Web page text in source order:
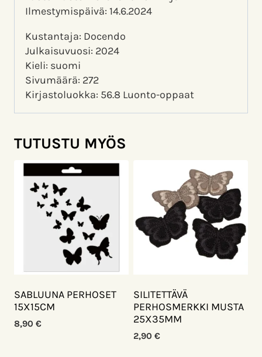
Ilmestymispäivä: 14.6.2024
Kustantaja: Docendo
Julkaisuvuosi: 2024
Kieli: suomi
Sivumäärä: 272
Kirjastoluokka: 56.8 Luonto-oppaat
TUTUSTU MYÖS
SABLUUNA PERHOSET
15X15CM
8,90 €
SILITETTÄVÄ
PERHOSMERKKI MUSTA
25X35MM
2,90 €